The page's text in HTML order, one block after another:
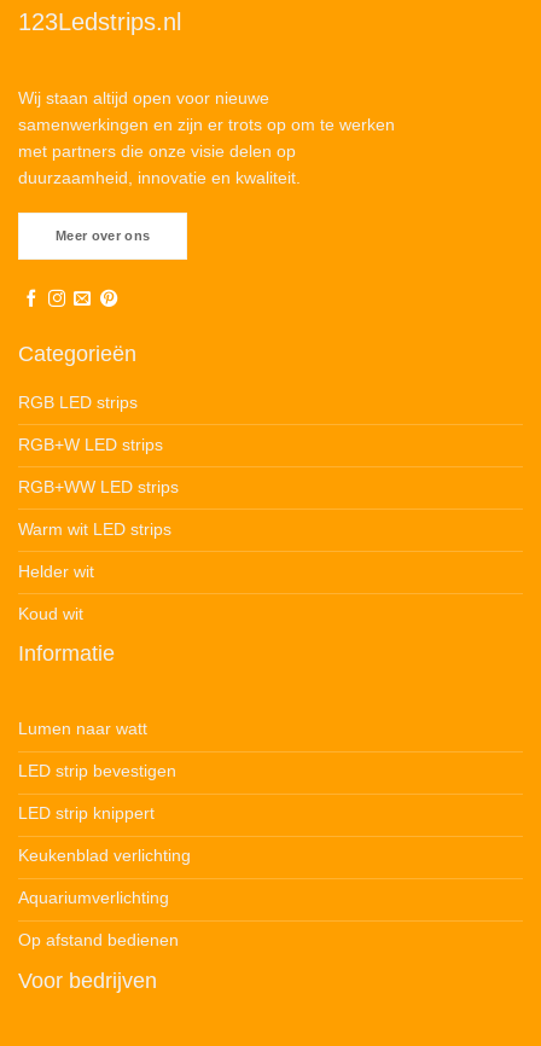
123Ledstrips.nl
Wij staan altijd open voor nieuwe
samenwerkingen en zijn er trots op om te werken
met partners die onze visie delen op
duurzaamheid, innovatie en kwaliteit.
Meer over ons
Categorieën
RGB LED strips
RGB+W LED strips
RGB+WW LED strips
Warm wit LED strips
Helder wit
Koud wit
Informatie
Lumen naar watt
LED strip bevestigen
LED strip knippert
Keukenblad verlichting
Aquariumverlichting
Op afstand bedienen
Voor bedrijven